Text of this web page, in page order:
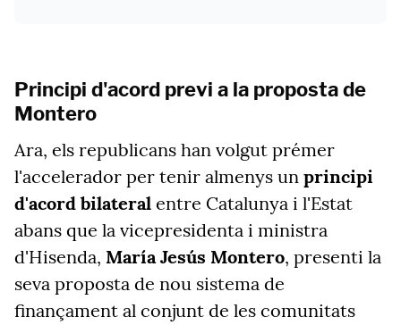
Principi d'acord previ a la proposta de
Montero
Ara, els republicans han volgut prémer
l'accelerador per tenir almenys un principi
d'acord bilateral entre Catalunya i l'Estat
abans que la vicepresidenta i ministra
d'Hisenda, María Jesús Montero, presenti la
seva proposta de nou sistema de
finançament al conjunt de les comunitats